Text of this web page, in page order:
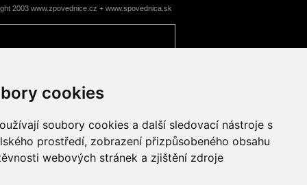
cookies
soubory cookies a další sledovací nástroje s
prostředí, zobrazení přizpůsobeného obsahu
webových stránek a zjištění zdroje
2003 www.zpovednice.cz + www.spovednica.sk